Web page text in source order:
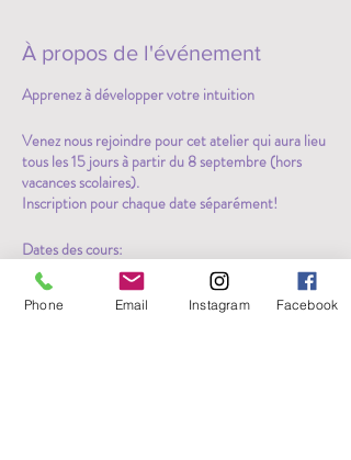
À propos de l'événement
Apprenez à développer votre intuition
Venez nous rejoindre pour cet atelier qui aura lieu
tous les 15 jours à partir du 8 septembre (hors
vacances scolaires).
Inscription pour chaque date séparément!
Dates des cours:
Septembre : 8 septembre / 22
septembre
Phone Email Instagram Facebook